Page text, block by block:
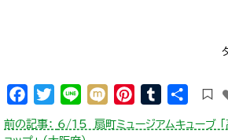
Facebook
Twitter
Line Mixi Pinterest
Tumblr
投
前の記事： 6/15 扇町ミュージアムキューブ